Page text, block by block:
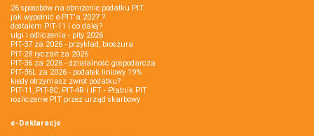
26 sposobów na obniżenie podatku PIT
jak wypełnić e-PIT'a 2027 ?
dostałem PIT-11 i co dalej?
ulgi i odliczenia - pity 2026
PIT-37 za 2026 - przykład, broszura
PIT-28 ryczałt za 2026
PIT-36 za 2026 - działalność gospodarcza
PIT-36L za 2026 - podatek liniowy 19%
kiedy otrzymasz zwrot podatku?
PIT-11, PIT-8C, PIT-4R i IFT - Płatnik PIT
rozliczenie PIT przez urząd skarbowy
e-Deklaracje